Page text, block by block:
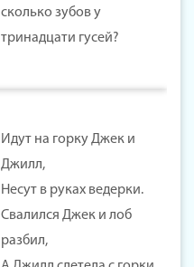
сколько зубов у
тринадцати гусей?
Идут на горку Джек и
Джилл,
Несут в руках ведерки.
Свалился Джек и лоб
разбил,